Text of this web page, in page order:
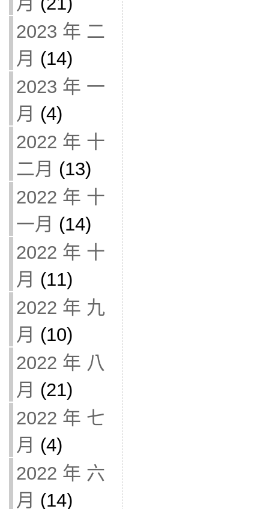
2023 年 二
月 (14)
2023 年 一
月 (4)
2022 年 十
二月 (13)
2022 年 十
一月 (14)
2022 年 十
月 (11)
2022 年 九
月 (10)
2022 年 八
月 (21)
2022 年 七
月 (4)
2022 年 六
月 (14)